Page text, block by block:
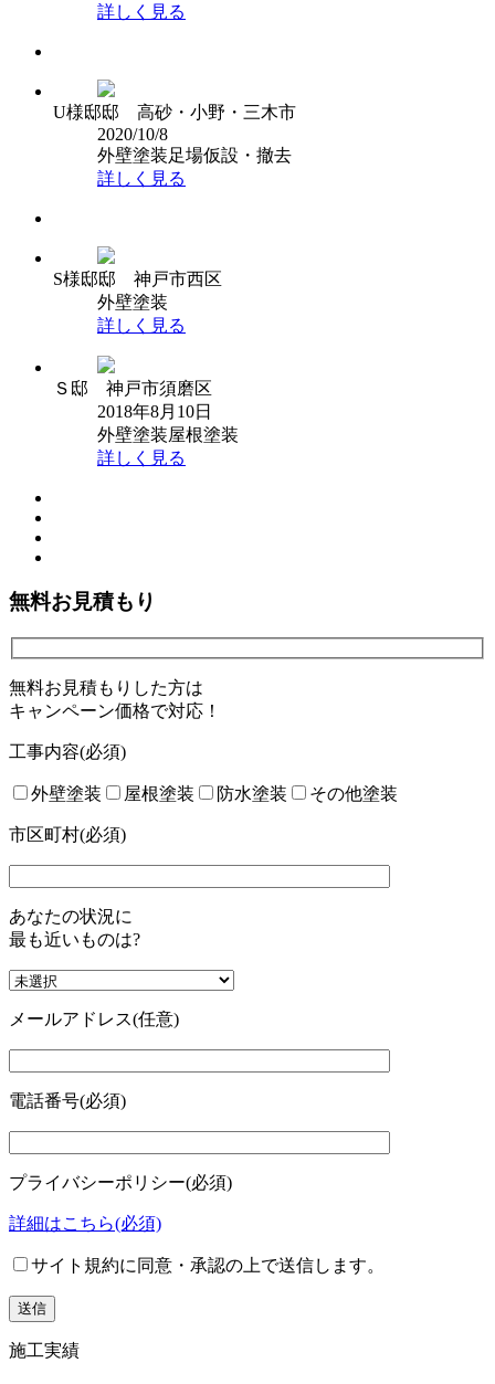
詳しく見る
U様邸邸 高砂・小野・三木市
2020/10/8
外壁塗装足場仮設・撤去
詳しく見る
S様邸邸 神戸市西区
外壁塗装
詳しく見る
Ｓ邸 神戸市須磨区
2018年8月10日
外壁塗装屋根塗装
詳しく見る
無料お見積もり
無料お見積もりした方は
キャンペーン価格で対応！
工事内容(必須)
外壁塗装 屋根塗装 防水塗装 その他塗装
市区町村(必須)
あなたの状況に
最も近いものは?
メールアドレス(任意)
電話番号(必須)
プライバシーポリシー(必須)
詳細はこちら(必須)
サイト規約に同意・承認の上で送信します。
施工実績